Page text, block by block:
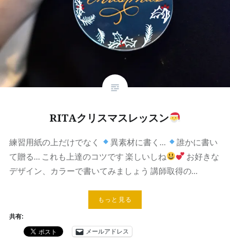
RITAクリスマスレッスン
練習用紙の上だけでなく 異素材に書く…
誰かに書い
て贈る… これも上達のコツです 楽しいしね
お好きな
デザイン、カラーで書いてみましょう 講師取得の…
もっと見る
共有:
メールアドレス